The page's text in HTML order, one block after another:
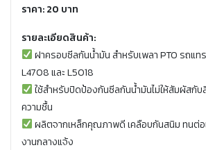
ราคา: 20 บาท
รายละเอียดสินค้า:
ฝาครอบซีลกันน้ำมัน สำหรับเพลา PTO รถแท
L4708 และ L5018
ใช้สำหรับปิดป้องกันซีลกันน้ำมันไม่ให้สัมผัสกั
ความชื้น
ผลิตจากเหล็กคุณภาพดี เคลือบกันสนิม ทนต่อ
งานกลางแจ้ง